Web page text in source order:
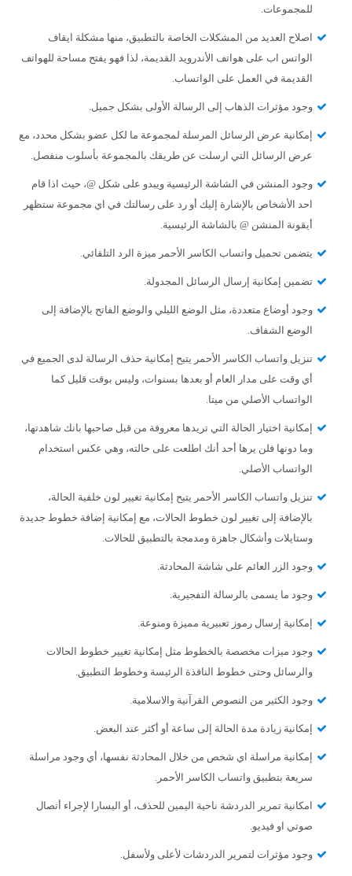
للمجموعات.
اصلاح العديد من المشكلات الخاصة بالتطبيق، منها مشكلة ايقاف
الواتس اب على هواتف الأندرويد القديمة، لذا فهو يفتح مساحة للهواتف
القديمة في العمل على الواتساب.
وجود مؤثرات الذهاب إلى الرسالة الأولى بشكل جميل.
إمكانية عرض الرسائل المرسلة لمجموعة ما لكل عضو بشكل محدد، مع
عرض الرسائل التي ارسلت عن طريقك بالمجموعة بأسلوب منفصل.
وجود المنشن في الشاشة الرئيسية ويبدو على شكل @، حيث اذا قام
احد الأشخاص بالإشارة إليك أو رد على رسالتك في اي مجموعة ستظهر
أيقونة المنشن @ بالشاشة الرئيسية.
يتضمن تحميل واتساب الكاسر الأحمر ميزة الرد التلقائي.
تضمين إمكانية إرسال الرسائل المجدولة.
وجود أوضاع متعددة، مثل الوضع الليلي والوضع الفاتح بالإضافة إلى
الوضع الشفاف.
تنزيل واتساب الكاسر الأحمر يتيح إمكانية حذف الرسالة لدى الجميع في
أي وقت على مدار العام أو بعدها بسنوات، وليس بوقت قليل كما
الواتساب الأصلي من ميتا.
إمكانية اختيار الحالة التي تريدها معروفة من قبل صاحبها بانك شاهدتها،
وما دونها فلن يرها أحد أنك اطلعت على حالته، وهي عكس استخدام
الواتساب الأصلي.
تنزيل واتساب الكاسر الأحمر يتيح إمكانية تغيير لون خلفية الحالة،
بالإضافة إلى تغيير لون خطوط الحالات، مع إمكانية إضافة خطوط جديدة
وستايلات وأشكال جاهزة ومدمجة بالتطبيق للحالات.
وجود الزر العائم على شاشة المحادثة.
وجود ما يسمى بالرسالة التفجيرية.
إمكانية إرسال رموز تعبيرية مميزة ومنوعة.
وجود ميزات مخصصة بالخطوط مثل إمكانية تغيير خطوط الحالات
والرسائل وحتى خطوط النافذة الرئيسة وخطوط التطبيق.
وجود الكثير من النصوص القرآنية والاسلامية.
إمكانية زيادة مدة الحالة إلى ساعة أو أكثر عند البعض.
إمكانية مراسلة اي شخص من خلال المحادثة نفسها، أي وجود مراسلة
سريعة بتطبيق واتساب الكاسر الأحمر.
امكانية تمرير الدردشة ناحية اليمين للحذف، أو اليسارا لإجراء أتصال
صوتي او فيديو.
وجود مؤثرات لتمرير الدردشات لأعلى ولأسفل.